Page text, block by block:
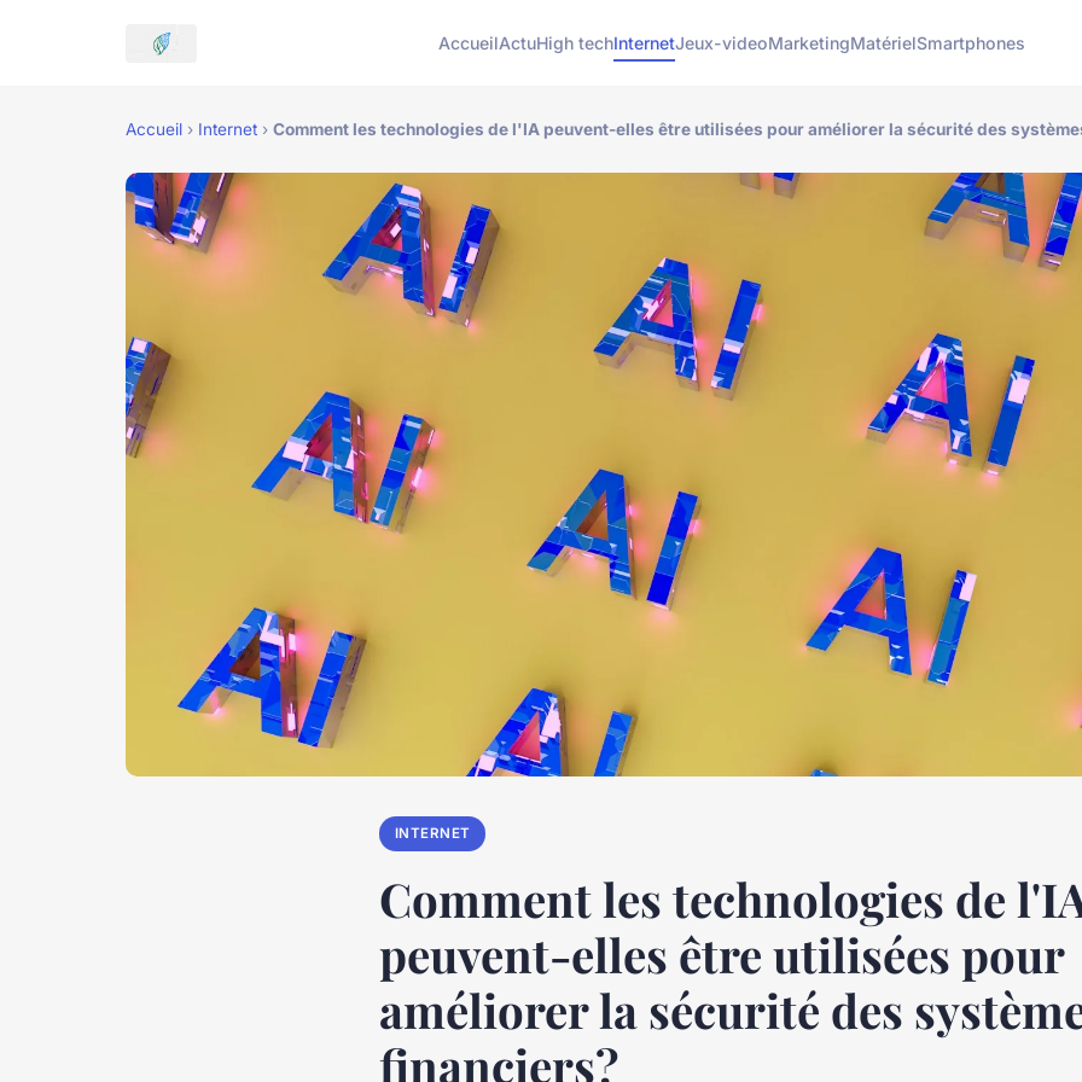
AccueilActuHigh techInternetJeux-videoMarketingMatérielSmartphones
Accueil › Internet › Comment les technologies de l'IA peuvent-elles être utilisées pour améliorer la sécurité des
INTERNET
Comment les technologies de
peuvent-elles être utilisées pour
améliorer la sécurité des
financiers?